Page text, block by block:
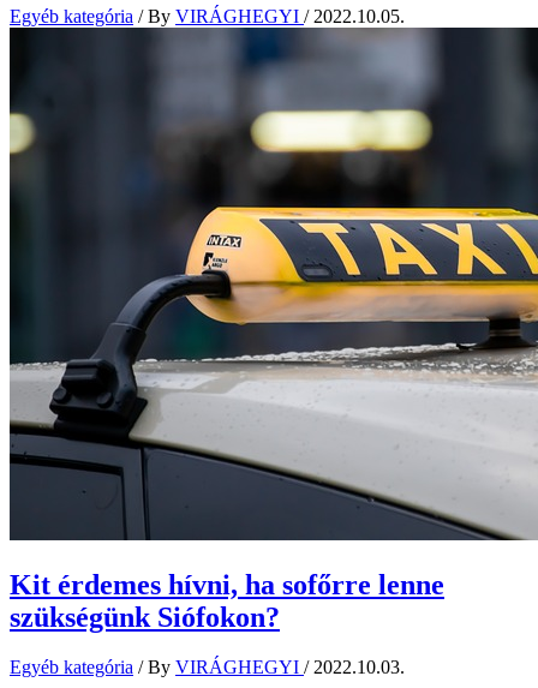
Egyéb kategória / By VIRÁGHEGYI / 2022.10.05.
Kit érdemes hívni, ha sofőrre lenne
szükségünk Siófokon?
Egyéb kategória / By VIRÁGHEGYI /2022.10.03.